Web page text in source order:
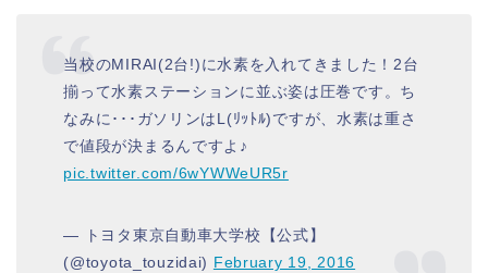
当校のMIRAI(2台!)に水素を入れてきました！2台
揃って水素ステーションに並ぶ姿は圧巻です。ち
なみに･･･ガソリンはL(ﾘｯﾄﾙ)ですが、水素は重さ
で値段が決まるんですよ♪
pic.twitter.com/6wYWWeUR5r
— トヨタ東京自動車大学校【公式】
(@toyota_touzidai) February 19, 2016